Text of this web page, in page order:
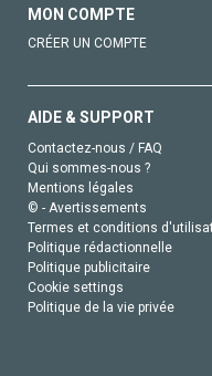
MON COMPTE
CRÉER UN COMPTE
AIDE & SUPPORT
Contactez-nous / FAQ
Qui sommes-nous ?
Mentions légales
© - Avertissements
Termes et conditions
Politique rédactionnelle
Politique publicitaire
Cookie settings
Politique de la vie privée